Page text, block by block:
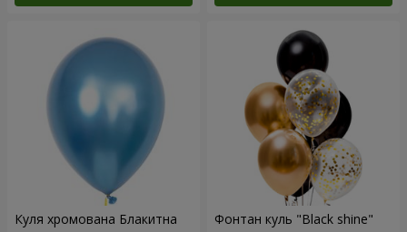
Куля хромована Блакитна Фонтан куль "Black shine"